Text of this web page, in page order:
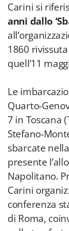
Carini si
anni dallo
1860
quell’11
Le
Quarto-
7 in Toscana
Stefano-
sbarcate
presente
Napolitano.
Carini
conferenza
di Roma,